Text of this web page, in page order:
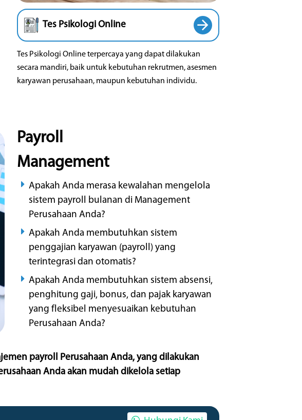
Payroll
Management
Apakah Anda merasa kewalahan mengelola
Apakah Anda membutuhkan sistem
penggajian karyawan (payroll) yang
terintegrasi dan otomatis?
penghitung gaji, bonus, dan pajak karyawan
yang fleksibel menyesuaikan kebutuhan
Perusahaan Anda?
payroll Perusahaan Anda, yang dilakukan
Anda akan mudah dikelola setiap